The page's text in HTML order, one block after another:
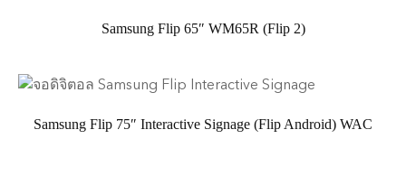
Samsung Flip 65″ WM65R (Flip 2)
Samsung Flip 75″ Interactive Signage (Flip Android) WAC